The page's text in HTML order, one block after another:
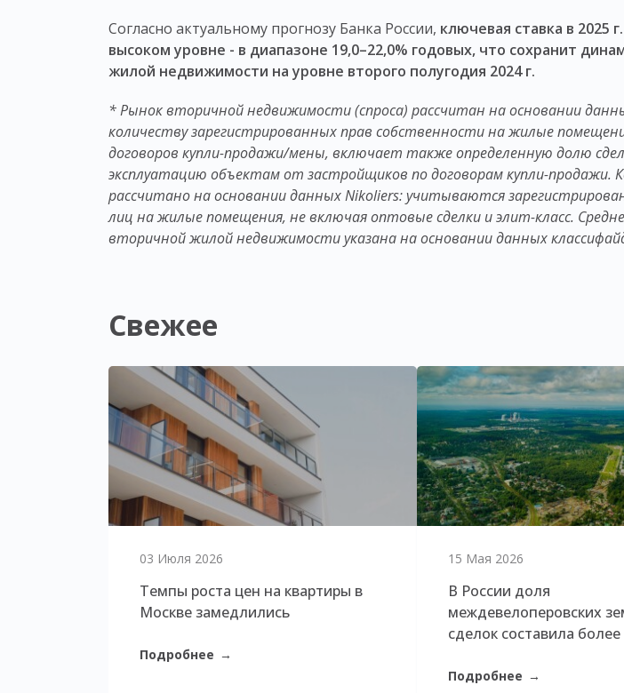
Согласно актуальному прогнозу Банка России, ключевая ставка в 2025
высоком уровне - в диапазоне 19,0–22,0% годовых, что сохранит
жилой недвижимости на уровне второго полугодия 2024 г.
* Рынок вторичной недвижимости (спроса) рассчитан на основании
количеству зарегистрированных прав собственности на жилые
договоров купли-продажи/мены, включает также определенную долю
эксплуатацию объектам от застройщиков по договорам купли-продажи.
рассчитано на основании данных Nikoliers: учитываются
лиц на жилые помещения, не включая оптовые сделки и элит-класс.
вторичной жилой недвижимости указана на основании данных
Свежее
03 Июля 2026
Темпы роста цен на квартиры в
Москве замедлились
Подробнее →
15 Мая 2026
В России доля
междевелоперовских
сделок составила более
Подробнее →